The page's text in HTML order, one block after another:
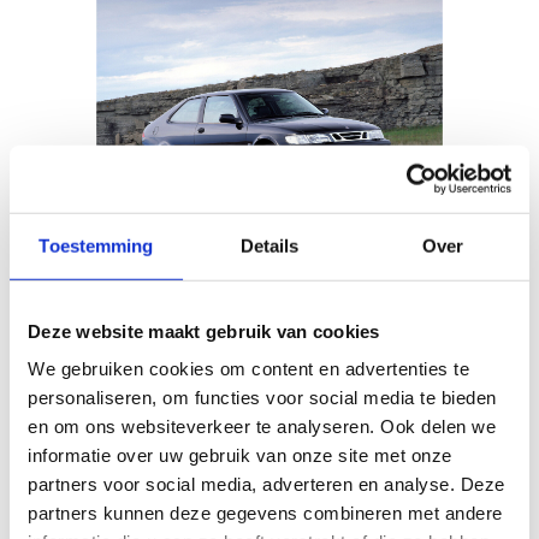
Toestemming Details Over
Deze website maakt gebruik van cookies
We gebruiken cookies om content en advertenties te
personaliseren, om functies voor social media te bieden
en om ons websiteverkeer te analyseren. Ook delen we
informatie over uw gebruik van onze site met onze
partners voor social media, adverteren en analyse. Deze
partners kunnen deze gegevens combineren met andere
Saab 9-3
Bouwjaar 1998 - 2002
Kies dit model
Ik weet het bouwjaar niet